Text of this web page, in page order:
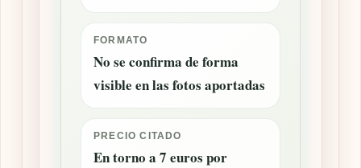
FORMATO
No se confirma de forma
visible en las fotos aportadas
PRECIO CITADO
En torno a 7 euros por